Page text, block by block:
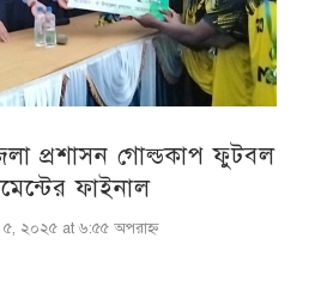
প্রশাসন গোল্ডকাপ ফুটবল
ফাইনাল
৫, ২০২৫ at ৬:৫৫ অপরাহ্ণ